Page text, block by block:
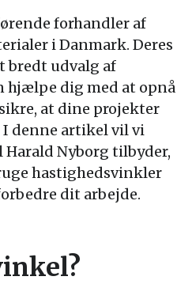
forhandler af
i Danmark. Deres
bredt udvalg af
hjælpe dig med at opnå
at dine projekter
denne artikel vil vi
Nyborg tilbyder,
hastighedsvinkler
dit arbejde.